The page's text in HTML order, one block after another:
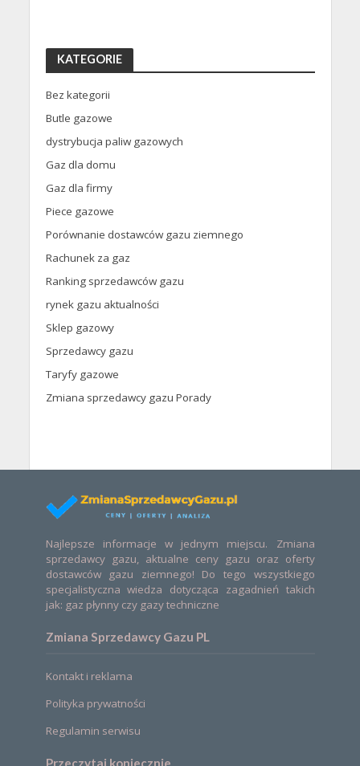
KATEGORIE
Bez kategorii
Butle gazowe
dystrybucja paliw gazowych
Gaz dla domu
Gaz dla firmy
Piece gazowe
Porównanie dostawców gazu ziemnego
Rachunek za gaz
Ranking sprzedawców gazu
rynek gazu aktualności
Sklep gazowy
Sprzedawcy gazu
Taryfy gazowe
Zmiana sprzedawcy gazu Porady
Najlepsze informacje w jednym miejscu. Zmiana
sprzedawcy gazu, aktualne ceny gazu oraz oferty
dostawców gazu ziemnego! Do tego wszystkiego
specjalistyczna wiedza dotycząca zagadnień takich
jak: gaz płynny czy gazy techniczne
Zmiana Sprzedawcy Gazu PL
Kontakt i reklama
Polityka prywatności
Regulamin serwisu
Przeczytaj koniecznie